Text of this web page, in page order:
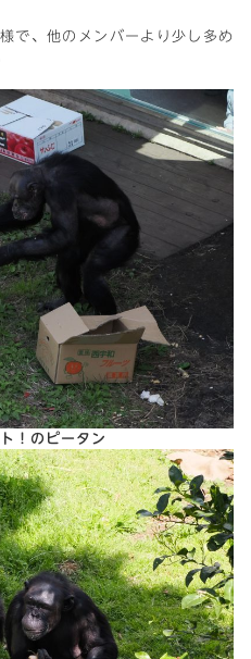
で、他のメンバーより少し多め
！のピータン